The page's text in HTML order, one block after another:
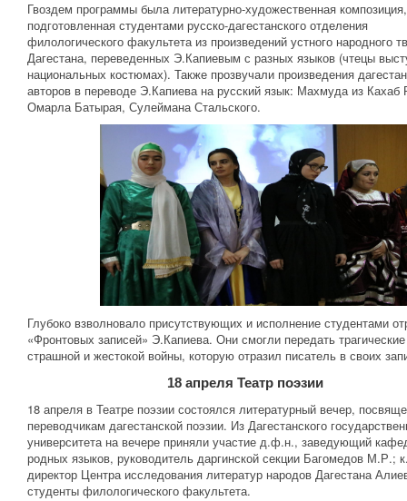
Гвоздем программы была литературно-художественная композиция,
подготовленная студентами русско-дагестанского отделения
филологического факультета из произведений устного народного
Дагестана, переведенных Э.Капиевым с разных языков (чтецы
национальных костюмах). Также прозвучали произведения
авторов в переводе Э.Капиева на русский язык: Махмуда из Кахаб
Омарла Батырая, Сулеймана Стальского.
Глубоко взволновало присутствующих и исполнение студентами
«Фронтовых записей» Э.Капиева. Они смогли передать трагические
страшной и жестокой войны, которую отразил писатель в своих
18 апреля Театр поэзии
18 апреля в Театре поэзии состоялся литературный вечер,
переводчикам дагестанской поэзии. Из Дагестанского
университета на вечере приняли участие д.ф.н., заведующий
родных языков, руководитель даргинской секции Багомедов М.Р.;
директор Центра исследования литератур народов Дагестана
студенты филологического факультета.